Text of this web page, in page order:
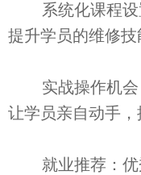
系统化课程
提升学员的维修技
实战操作机
让学员亲自动手，
就业推荐：